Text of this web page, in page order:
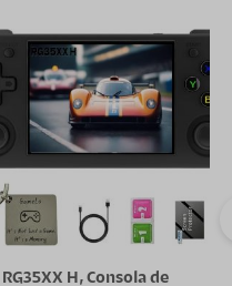
RG35XX H, Consola de